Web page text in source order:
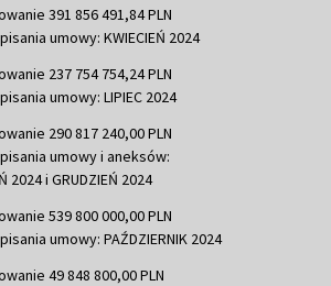
391 856 491,84 PLN
umowy: KWIECIEŃ 2024
237 754 754,24 PLN
umowy: LIPIEC 2024
290 817 240,00 PLN
umowy i aneksów:
2024 i GRUDZIEŃ 2024
539 800 000,00 PLN
umowy: PAŹDZIERNIK 2024
49 848 800,00 PLN